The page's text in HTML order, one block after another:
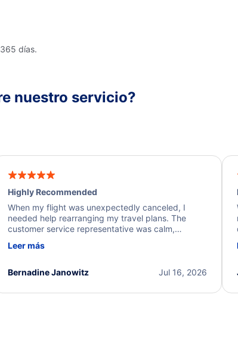
días.
nuestro servicio?
Highly Recommended
When my flight was unexpectedly canceled, I
needed help rearranging my travel plans. The
customer service representative was calm,
process. They quickly found alternative flight
I truly appreciate the excellent support and
Leer más
Jul 16, 2026
Bernadine Janowitz